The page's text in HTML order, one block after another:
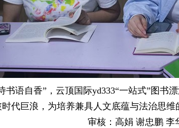
书语自香”，云顶国际yd333“一站式”图书
代巨浪，为培养兼具人文底蕴与法治思维
审核：高娟 谢忠鹏 李